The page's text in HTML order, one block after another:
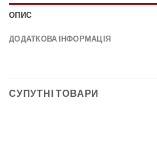
ОПИС
ДОДАТКОВА ІНФОРМАЦІЯ
СУПУТНІ ТОВАРИ